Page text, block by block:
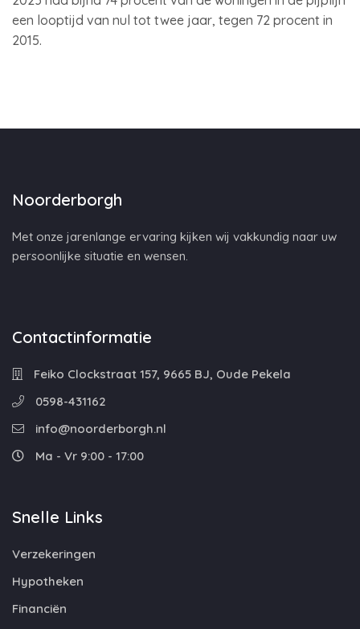
een looptijd van nul tot twee jaar, tegen 72 procent in
2015.
Noorderborgh
Met onze jarenlange ervaring kijken wij vakkundig naar uw
persoonlijke situatie en wensen.
Contactinformatie
Feiko Clockstraat 157, 9665 BJ, Oude Pekela
0598-431162
info@noorderborgh.nl
Ma - Vr 9:00 - 17:00
Snelle Links
Verzekeringen
Hypotheken
Financiën